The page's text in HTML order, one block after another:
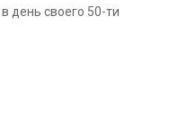
день своего 50-ти